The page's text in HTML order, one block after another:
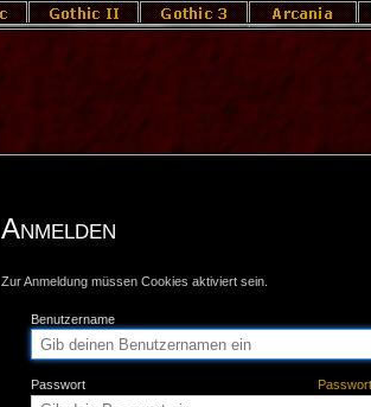
Anmelden
Zur Anmeldung müssen Cookies aktiviert sein.
Benutzername
Passwort